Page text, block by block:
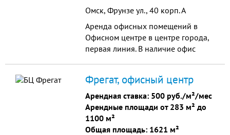
Омск, Фрунзе ул., 40 корп. А
Аренда офисных помещений в
Офисном центре в центре города,
первая линия. В наличие офис
входом 84,7 кв.м. 70,6 кв.м. и 67
кв.м. Интернет (4 оператора на
выбор). Центральное
кондиционирование.
Круглосуточная охрана, пожарная
Фрегат, офисный центр
Арендная ставка: 500 руб./м²/мес
Арендные площади от 283 м² до
1100 м²
Общая площадь: 1621 м²